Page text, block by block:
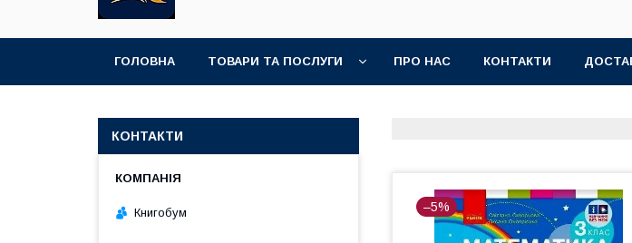
ГОЛОВНА ТОВАРИ ТА ПОСЛУГИ ПРО НАС КОНТАКТИ
–5%
КОНТАКТИ
Книгобум